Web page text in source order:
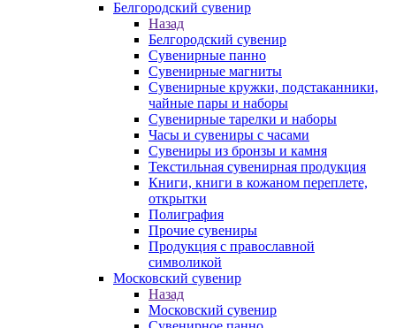
Белгородский сувенир
Назад
Белгородский сувенир
Сувенирные панно
Сувенирные магниты
Сувенирные кружки, подстаканники,
чайные пары и наборы
Сувенирные тарелки и наборы
Часы и сувениры с часами
Сувениры из бронзы и камня
Текстильная сувенирная продукция
Книги, книги в кожаном переплете,
открытки
Полиграфия
Прочие сувениры
Продукция с православной
символикой
Московский сувенир
Назад
Московский сувенир